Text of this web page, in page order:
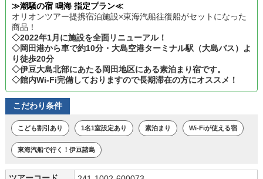
≫潮騒の宿 鳴海 指定プラン≪
オリオンツアー提携宿泊施設×東海汽船往復船がセットになった
商品！
◇2022年1月に施設を全面リニューアル！
◇岡田港から車で約10分・大島空港ターミナル駅（大島バス）よ
り徒歩20分
◇伊豆大島北部にあたる岡田地区にある素泊まり宿です。
◇館内Wi-Fi完備しておりますので長期滞在の方にオススメ！
こだわり条件
こども割引あり 1名1室設定あり 素泊まり Wi-Fiが使える宿
東海汽船で行く！伊豆諸島